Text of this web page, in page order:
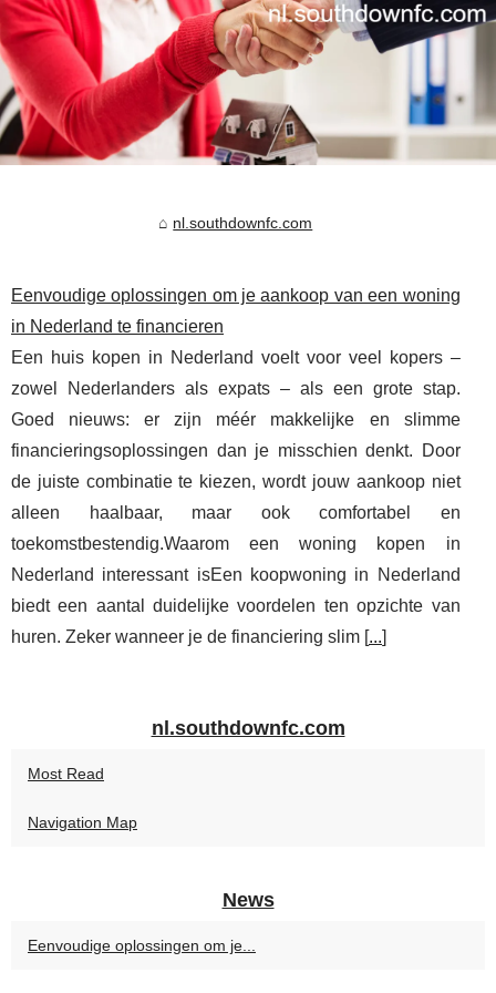
nl.southdownfc.com
Eenvoudige oplossingen om je aankoop van een woning
in Nederland te financieren
Een huis kopen in Nederland voelt voor veel kopers –
zowel Nederlanders als expats – als een grote stap.
Goed nieuws: er zijn méér makkelijke en slimme
financieringsoplossingen dan je misschien denkt. Door
de juiste combinatie te kiezen, wordt jouw aankoop niet
alleen haalbaar, maar ook comfortabel en
toekomstbestendig.Waarom een woning kopen in
Nederland interessant isEen koopwoning in Nederland
biedt een aantal duidelijke voordelen ten opzichte van
huren. Zeker wanneer je de financiering slim [...]
nl.southdownfc.com
Most Read
Navigation Map
News
Eenvoudige oplossingen om je...